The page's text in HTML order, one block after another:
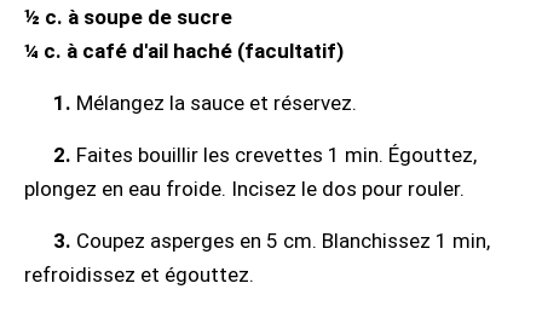
½ c. à soupe de sucre
¼ c. à café d'ail haché (facultatif)
1. Mélangez la sauce et réservez.
2. Faites bouillir les crevettes 1 min. Égouttez,
plongez en eau froide. Incisez le dos pour rouler.
3. Coupez asperges en 5 cm. Blanchissez 1 min,
refroidissez et égouttez.